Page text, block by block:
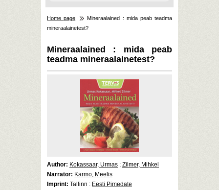
Home page
Mineraalained : mida peab teadma
mineraalainetest?
Mineraalained : mida peab
teadma mineraalainetest?
Author: Kokassaar, Urmas ; Zilmer, Mihkel
Narrator: Karmo, Meelis
Imprint: Tallinn : Eesti Pimedate